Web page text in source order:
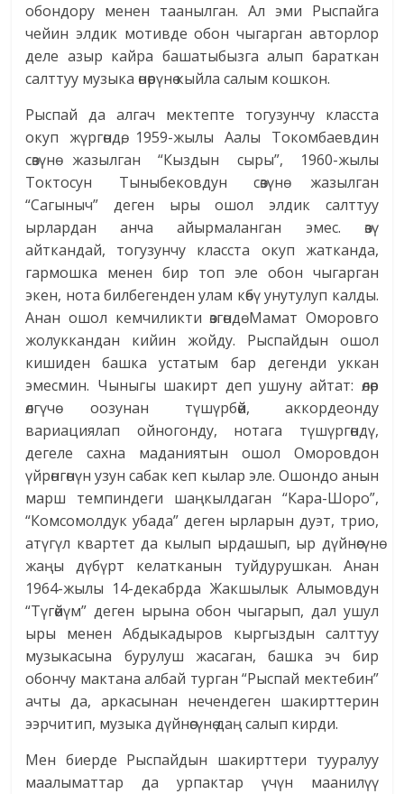
обондору менен таанылган. Ал эми Рыспайга
чейин элдик мотивде обон чыгарган авторлор
деле азыр кайра башатыбызга алып бараткан
салттуу музыка өнөрүнө кыйла салым кошкон.
Рыспай да алгач мектепте тогузунчу класста
окуп жүргөндө, 1959-жылы Аалы Токомбаевдин
сөзүнө жазылган “Кыздын сыры”, 1960-жылы
Токтосун Тыныбековдун сөзүнө жазылган
“Сагыныч” деген ыры ошол элдик салттуу
ырлардан анча айырмаланган эмес. өзү
айткандай, тогузунчу класста окуп жатканда,
гармошка менен бир топ эле обон чыгарган
экен, нота билбегенден улам көбү унутулуп калды.
Анан ошол кемчиликти өзгөндө Мамат Оморовго
жолуккандан кийин жойду. Рыспайдын ошол
кишиден башка устатым бар дегенди уккан
эмесмин. Чыныгы шакирт деп ушуну айтат: өлөр
өлгүчө оозунан түшүрбөй, аккордеонду
вариациялап ойногонду, нотага түшүргөндү,
дегеле сахна маданиятын ошол Оморовдон
үйрөнгөнүн узун сабак кеп кылар эле. Ошондо анын
марш темпиндеги шаңкылдаган “Кара-Шоро”,
“Комсомолдук убада” деген ырларын дуэт, трио,
атүгүл квартет да кылып ырдашып, ыр дүйнөсүнө
жаңы дүбүрт келатканын туйдурушкан. Анан
1964-жылы 14-декабрда Жакшылык Алымовдун
“Түгөйүм” деген ырына обон чыгарып, дал ушул
ыры менен Абдыкадыров кыргыздын салттуу
музыкасына бурулуш жасаган, башка эч бир
обончу мактана албай турган “Рыспай мектебин”
ачты да, аркасынан нечендеген шакирттерин
ээрчитип, музыка дүйнөсүнө даң салып кирди.
Мен биерде Рыспайдын шакирттери тууралуу
маалыматтар да урпактар үчүн маанилүү